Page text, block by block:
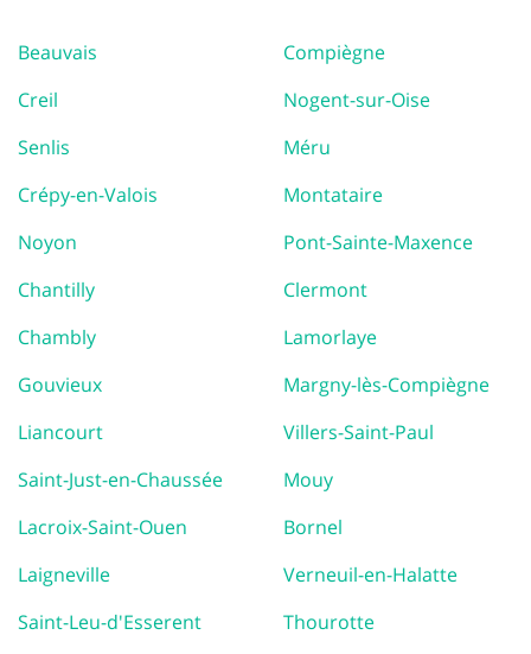
Beauvais
Compiègne
Creil
Nogent-sur-Oise
Senlis
Méru
Crépy-en-Valois
Montataire
Noyon
Pont-Sainte-Maxence
Chantilly
Clermont
Chambly
Lamorlaye
Gouvieux
Margny-lès-Compiègne
Liancourt
Villers-Saint-Paul
Saint-Just-en-Chaussée
Mouy
Lacroix-Saint-Ouen
Bornel
Laigneville
Verneuil-en-Halatte
Saint-Leu-d'Esserent
Thourotte